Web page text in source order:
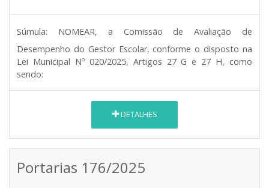
Súmula:
NOMEAR, a Comissão de Avaliação de
Desempenho do Gestor Escolar, conforme o disposto na
Lei Municipal Nº 020/2025, Artigos 27 G e 27 H, como
sendo:
DETALHES
Portarias 176/2025